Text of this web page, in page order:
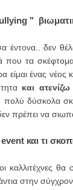
"
έντονα.. δεν
τα
είμαι ένας
και
πολύ δύσκολα
πρέπει να
και τι
καλλιτέχνες
στην